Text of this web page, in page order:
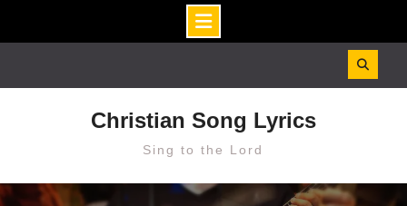
Christian Song Lyrics
Sing to the Lord